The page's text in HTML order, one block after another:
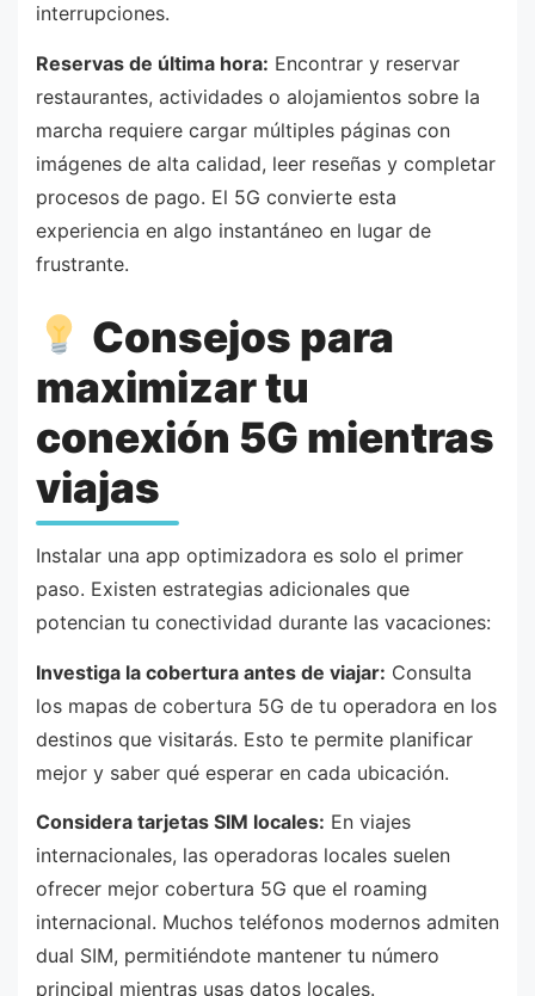
interrupciones.
Reservas de última hora: Encontrar y reservar
restaurantes, actividades o alojamientos sobre la
marcha requiere cargar múltiples páginas con
imágenes de alta calidad, leer reseñas y completar
procesos de pago. El 5G convierte esta
experiencia en algo instantáneo en lugar de
frustrante.
Consejos para
maximizar tu
conexión 5G mientras
viajas
Instalar una app optimizadora es solo el primer
paso. Existen estrategias adicionales que
potencian tu conectividad durante las vacaciones:
Investiga la cobertura antes de viajar: Consulta
los mapas de cobertura 5G de tu operadora en los
destinos que visitarás. Esto te permite planificar
mejor y saber qué esperar en cada ubicación.
Considera tarjetas SIM locales: En viajes
internacionales, las operadoras locales suelen
ofrecer mejor cobertura 5G que el roaming
internacional. Muchos teléfonos modernos admiten
dual SIM, permitiéndote mantener tu número
principal mientras usas datos locales.